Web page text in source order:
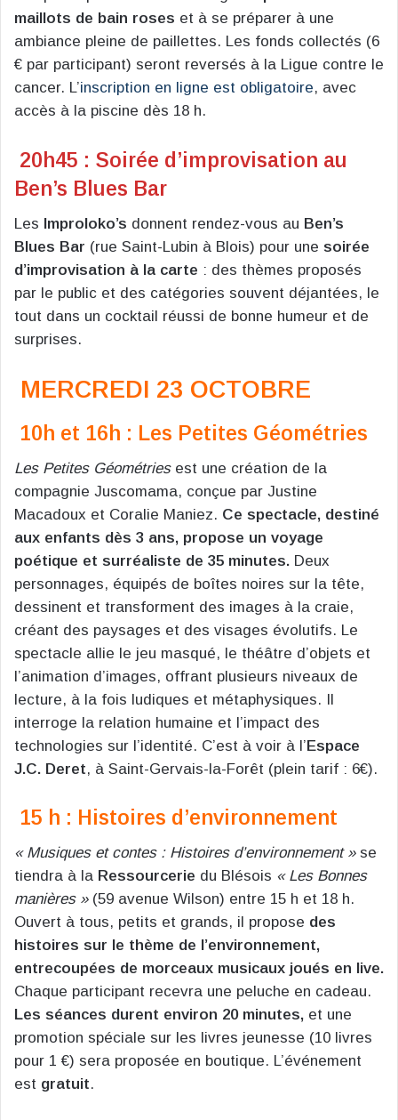
maillots de bain roses et à se préparer à une
ambiance pleine de paillettes. Les fonds collectés (6
€ par participant) seront reversés à la Ligue contre le
cancer. L’inscription en ligne est obligatoire, avec
accès à la piscine dès 18 h.
20h45 : Soirée d’improvisation au
Ben’s Blues Bar
Les Improloko’s donnent rendez-vous au Ben’s
Blues Bar (rue Saint-Lubin à Blois) pour une soirée
d’improvisation à la carte : des thèmes proposés
par le public et des catégories souvent déjantées, le
tout dans un cocktail réussi de bonne humeur et de
surprises.
MERCREDI 23 OCTOBRE
10h et 16h : Les Petites Géométries
Les Petites Géométriesest une création de la
compagnie Juscomama, conçue par Justine
Macadoux et Coralie Maniez. Ce spectacle, destiné
aux enfants dès 3 ans, propose un voyage
poétique et surréaliste de 35 minutes. Deux
personnages, équipés de boîtes noires sur la tête,
dessinent et transforment des images à la craie,
créant des paysages et des visages évolutifs. Le
spectacle allie le jeu masqué, le théâtre d’objets et
l’animation d’images, offrant plusieurs niveaux de
lecture, à la fois ludiques et métaphysiques. Il
interroge la relation humaine et l’impact des
technologies sur l’identité. C’est à voir à l’Espace
J.C. Deret, à Saint-Gervais-la-Forêt (plein tarif : 6€).
15 h : Histoires d’environnement
« Musiques et contes : Histoires d’environnement » se
tiendra à la Ressourcerie du Blésois « Les Bonnes
manières »(59 avenue Wilson) entre 15 h et 18 h.
Ouvert à tous, petits et grands, il propose des
histoires sur le thème de l’environnement,
entrecoupées de morceaux musicaux joués en live.
Chaque participant recevra une peluche en cadeau.
Les séances durent environ 20 minutes, et une
promotion spéciale sur les livres jeunesse (10 livres
pour 1 €) sera proposée en boutique. L’événement
est gratuit.